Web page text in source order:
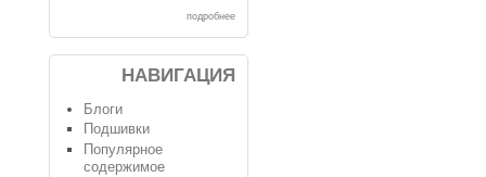
подробнее
НАВИГАЦИЯ
Блоги
Подшивки
Популярное
содержимое